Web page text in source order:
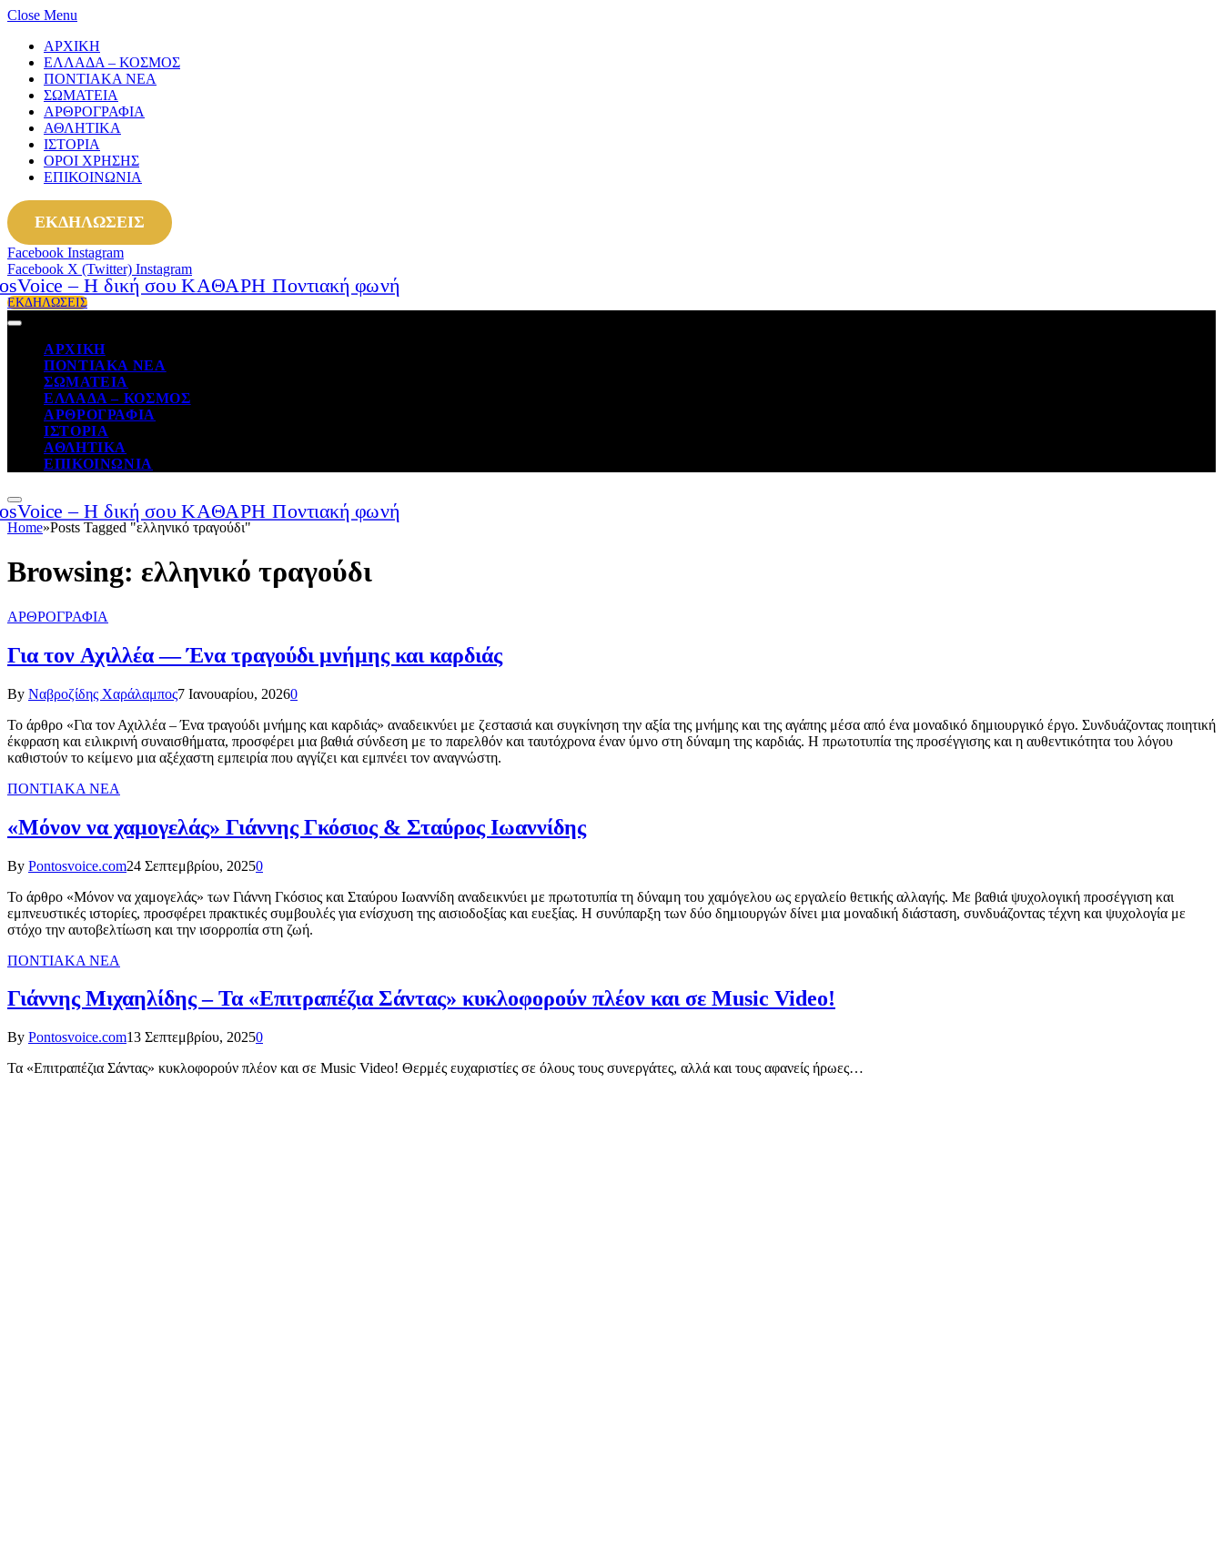
Close Menu
ΑΡΧΙΚΗ
ΕΛΛΑΔΑ – ΚΟΣΜΟΣ
ΠΟΝΤΙΑΚΑ ΝΕΑ
ΣΩΜΑΤΕΙΑ
ΑΡΘΡΟΓΡΑΦΙΑ
ΑΘΛΗΤΙΚΑ
ΙΣΤΟΡΙΑ
ΟΡΟΙ ΧΡΗΣΗΣ
ΕΠΙΚΟΙΝΩΝΙΑ
ΕΚΔΗΛΩΣΕΙΣ
Facebook Instagram
Facebook X (Twitter) Instagram
ΕΚΔΗΛΩΣΕΙΣ
ΑΡΧΙΚΗ
ΠΟΝΤΙΑΚΑ ΝΕΑ
ΣΩΜΑΤΕΙΑ
ΕΛΛΑΔΑ – ΚΟΣΜΟΣ
ΑΡΘΡΟΓΡΑΦΙΑ
ΙΣΤΟΡΙΑ
ΑΘΛΗΤΙΚΑ
ΕΠΙΚΟΙΝΩΝΙΑ
Home»Posts Tagged "ελληνικό τραγούδι"
Browsing: ελληνικό τραγούδι
ΑΡΘΡΟΓΡΑΦΙΑ
Για τον Αχιλλέα — Ένα τραγούδι μνήμης και καρδιάς
By Ναβροζίδης Χαράλαμπος7 Ιανουαρίου, 20260
Το άρθρο «Για τον Αχιλλέα – Ένα τραγούδι μνήμης και καρδιάς» αναδεικνύει με ζεστασιά και συγκίνηση την αξία της μνήμης και της αγάπης μέσα από ένα μοναδικό δημιουργικό έργο. Συνδυάζοντας ποιητική
έκφραση και ειλικρινή συναισθήματα, προσφέρει μια βαθιά σύνδεση με το παρελθόν και ταυτόχρονα έναν ύμνο στη δύναμη της καρδιάς. Η πρωτοτυπία της προσέγγισης και η αυθεντικότητα του λόγου
καθιστούν το κείμενο μια αξέχαστη εμπειρία που αγγίζει και εμπνέει τον αναγνώστη.
ΠΟΝΤΙΑΚΑ ΝΕΑ
«Μόνον να χαμογελάς» Γιάννης Γκόσιος & Σταύρος Ιωαννίδης
By Pontosvoice.com24 Σεπτεμβρίου, 20250
Το άρθρο «Μόνον να χαμογελάς» των Γιάννη Γκόσιος και Σταύρου Ιωαννίδη αναδεικνύει με πρωτοτυπία τη δύναμη του χαμόγελου ως εργαλείο θετικής αλλαγής. Με βαθιά ψυχολογική προσέγγιση και
εμπνευστικές ιστορίες, προσφέρει πρακτικές συμβουλές για ενίσχυση της αισιοδοξίας και ευεξίας. Η συνύπαρξη των δύο δημιουργών δίνει μια μοναδική διάσταση, συνδυάζοντας τέχνη και ψυχολογία με
στόχο την αυτοβελτίωση και την ισορροπία στη ζωή.
ΠΟΝΤΙΑΚΑ ΝΕΑ
Γιάννης Μιχαηλίδης – Τα «Επιτραπέζια Σάντας» κυκλοφορούν πλέον και σε Music Video!
By Pontosvoice.com13 Σεπτεμβρίου, 20250
Τα «Επιτραπέζια Σάντας» κυκλοφορούν πλέον και σε Music Video! Θερμές ευχαριστίες σε όλους τους συνεργάτες, αλλά και τους αφανείς ήρωες…